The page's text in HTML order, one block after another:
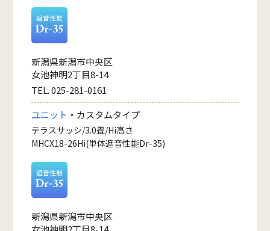
新潟県新潟市中央区
女池神明2丁目8-14
TEL. 025-281-0161
ユニット ・カスタムタイプ
テラスサッシ/3.0畳/Hi高さ
MHCX18-26Hi(単体遮音性能Dr-35)
新潟県新潟市中央区